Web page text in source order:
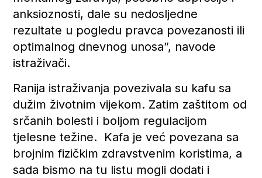
anksioznosti, dale su nedosljedne
rezultate u pogledu pravca povezanosti ili
optimalnog dnevnog unosa”, navode
istraživači.
Ranija istraživanja povezivala su kafu sa
dužim životnim vijekom. Zatim zaštitom od
srčanih bolesti i boljom regulacijom
tjelesne težine. Kafa je već povezana sa
brojnim fizičkim zdravstvenim koristima, a
sada bismo na tu listu mogli dodati i